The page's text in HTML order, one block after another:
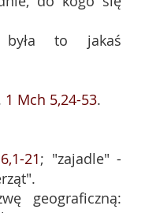
była to jakaś
1 Mch 5,24-53.
21; "zajadle" -
geograficzną: